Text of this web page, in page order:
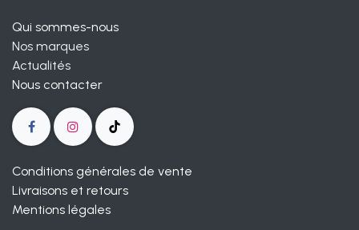
Qui sommes-nous
Nos marques
Actualités
Nous contacter
Conditions générales de vente
Livraisons et retours
Mentions légales